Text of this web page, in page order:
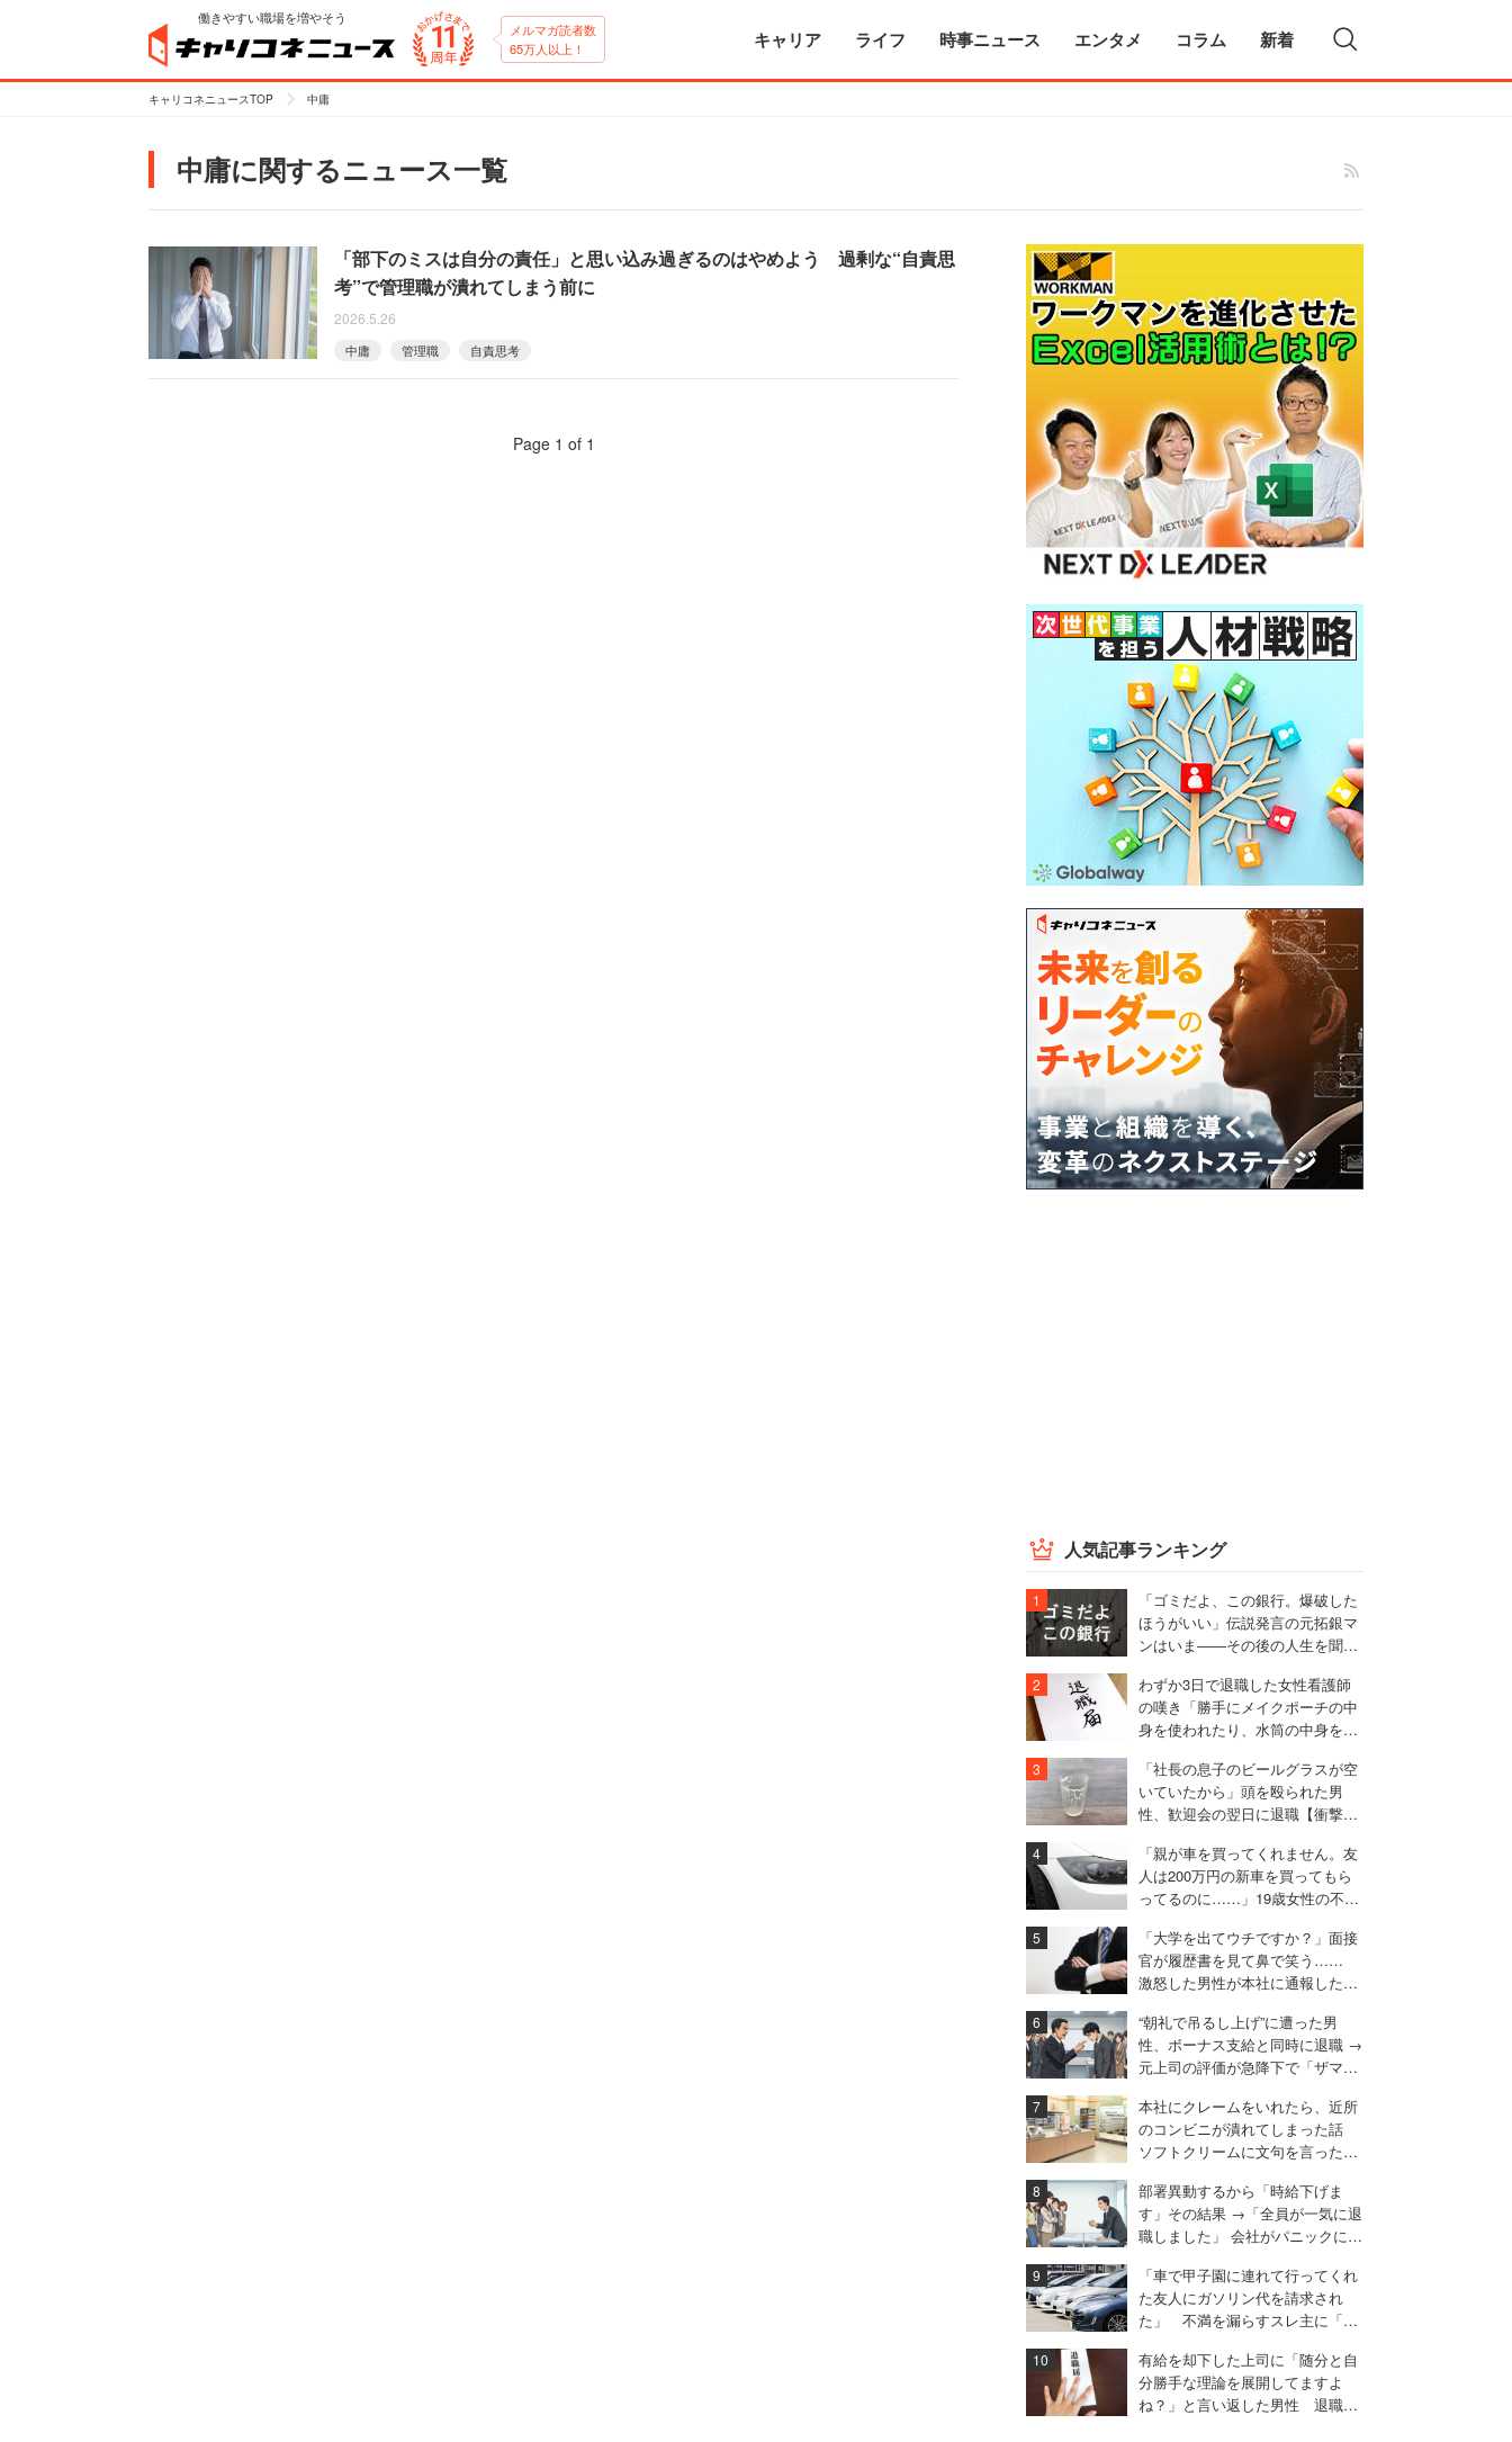
働きやすい職場を増やそう
メルマガ読者数
65万人以上！
キャリア ライフ 時事ニュース エンタメ コラム 新着
キャリコネニュースTOP 中庸
中庸に関するニュース一覧
「部下のミスは自分の責任」と思い込み過ぎるのはやめよう 過剰な“自責思
考”で管理職が潰れてしまう前に
2026.5.26
中庸 管理職 自責思考
Page 1 of 1
人気記事ランキング
「ゴミだよ、この銀行。爆破した
ほうがいい」伝説発言の元拓銀マ
ンはいま――その後の人生を聞い
わずか3日で退職した女性看護師
の嘆き「勝手にメイクポーチの中
身を使われたり、水筒の中身を捨
「社長の息子のビールグラスが空
いていたから」頭を殴られた男
性、歓迎会の翌日に退職【衝撃エ
「親が車を買ってくれません。友
人は200万円の新車を買ってもら
ってるのに……」19歳女性の不満
「大学を出てウチですか？」面接
官が履歴書を見て鼻で笑う……
激怒した男性が本社に通報した結
“朝礼で吊るし上げ”に遭った男
性、ボーナス支給と同時に退職 →
元上司の評価が急降下で「ザマア
本社にクレームをいれたら、近所
のコンビニが潰れてしまった話
ソフトクリームに文句を言ったと
部署異動するから「時給下げま
す」その結果 →「全員が一気に退
職しました」 会社がパニックに陥
「車で甲子園に連れて行ってくれ
た友人にガソリン代を請求され
た」 不満を漏らすスレ主に「言
有給を却下した上司に「随分と自
分勝手な理論を展開してますよ
ね？」と言い返した男性 退職届